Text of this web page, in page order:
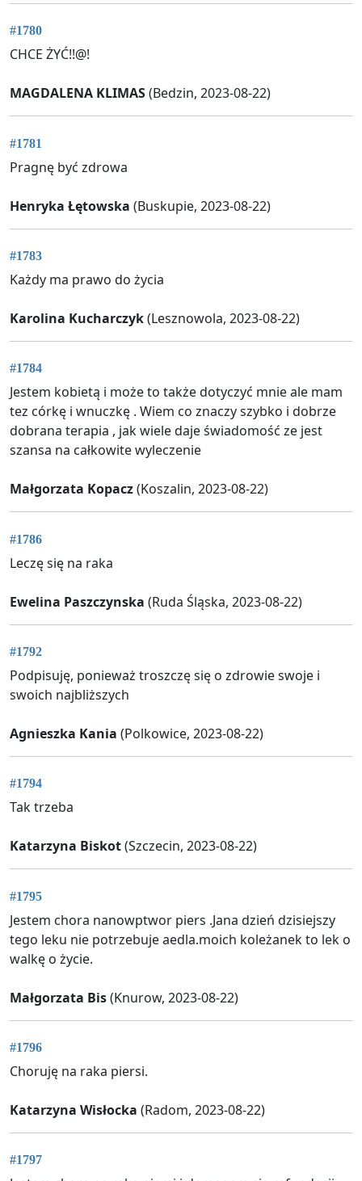
#1780
CHCE ŻYĆ!!@!
MAGDALENA KLIMAS(Bedzin, 2023-08-22)
#1781
Pragnę być zdrowa
Henryka Łętowska (Buskupie, 2023-08-22)
#1783
Każdy ma prawo do życia
Karolina Kucharczyk(Lesznowola, 2023-08-22)
#1784
Jestem kobietą i może to także dotyczyć mnie ale mam
tez córkę i wnuczkę . Wiem co znaczy szybko i dobrze
dobrana terapia , jak wiele daje świadomość ze jest
szansa na całkowite wyleczenie
Małgorzata Kopacz(Koszalin, 2023-08-22)
#1786
Leczę się na raka
Ewelina Paszczynska (Ruda Śląska, 2023-08-22)
#1792
Podpisuję, ponieważ troszczę się o zdrowie swoje i
swoich najbliższych
Agnieszka Kania (Polkowice, 2023-08-22)
#1794
Tak trzeba
Katarzyna Biskot(Szczecin, 2023-08-22)
#1795
Jestem chora nanowptwor piers .Jana dzień dzisiejszy
tego leku nie potrzebuje aedla.moich koleżanek to lek o
walkę o życie.
Małgorzata Bis(Knurow, 2023-08-22)
#1796
Choruję na raka piersi.
Katarzyna Wisłocka (Radom, 2023-08-22)
#1797